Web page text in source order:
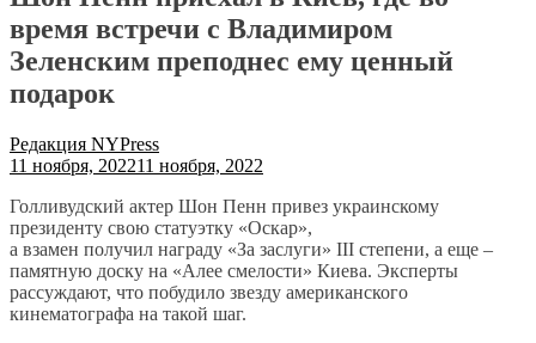
время встречи с Владимиром
Зеленским преподнес ему ценный
подарок
Редакция NYPress
11 ноября, 202211 ноября, 2022
Голливудский актер Шон Пенн привез украинскому
президенту свою статуэтку «Оскар»,
а взамен получил награду «За заслуги» III степени, а еще –
памятную доску на «Алее смелости» Киева. Эксперты
рассуждают, что побудило звезду американского
кинематографа на такой шаг.